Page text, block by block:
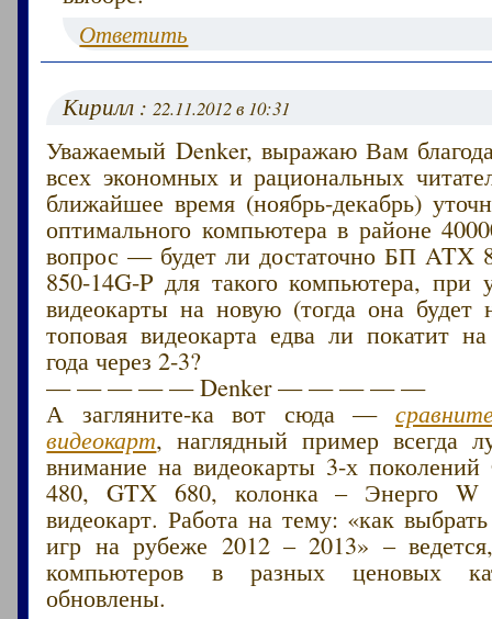
Ответить
Кирилл :22.11.2012 в 10:31
Уважаемый Denker, выражаю Вам
всех экономных и рациональных
ближайшее время (ноябрь-декабрь)
оптимального компьютера в районе
вопрос — будет ли достаточно БП ATX
850-14G-P для такого компьютера, при
видеокарты на новую (тогда она будет
топовая видеокарта едва ли покатит
года через 2-3?
— — — — — Denker — — — — —
А загляните-ка вот сюда —
видеокарт, наглядный пример всегда
внимание на видеокарты 3-х
480, GTX 680, колонка – Энерго W
видеокарт. Работа на тему: «как
игр на рубеже 2012 – 2013» –
компьютеров в разных ценовых
обновлены.